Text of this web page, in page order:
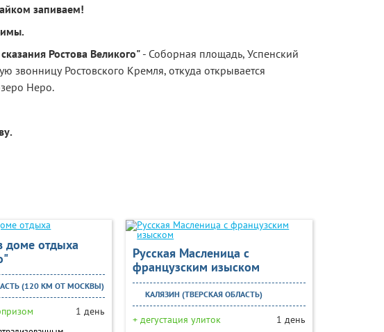
запиваем!
Ростова Великого"- Соборная площадь, Успенский
Ростовского Кремля, откуда открывается
Неро.
доме отдыха
(120 КМ ОТ МОСКВЫ)
1 день
Русская Масленица с
французским изыском
КАЛЯЗИН (ТВЕРСКАЯ ОБЛАСТЬ)
+ дегустация улиток 1 день